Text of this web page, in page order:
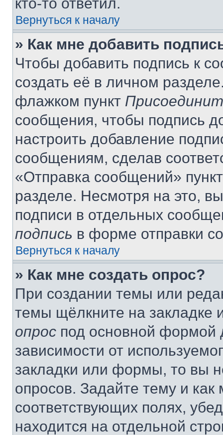
Вернуться к началу
» Как мне добавить
Чтобы добавить подпись к
создать её в личном
флажком пункт
сообщения, чтобы подпись
настроить добавление
сообщениям, сделав
«Отправка сообщений»
разделе. Несмотря на это,
подписи в отдельных
подпись в форме отправки
Вернуться к началу
» Как мне создать опрос?
При создании темы или
темы щёлкните на
опрос под основной формой
зависимости от
закладки или формы, то вы
опросов. Задайте тему и
соответствующих полях,
находится на отдельной